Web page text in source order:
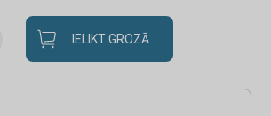
IELIKT GROZĀ